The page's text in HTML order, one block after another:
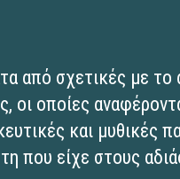
από σχετικές με το
οι οποίες
και μυθικές
που είχε στους